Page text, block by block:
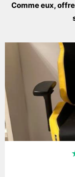
Comme eux,